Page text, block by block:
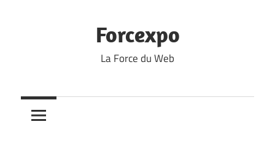
Forcexpo
La Force du Web